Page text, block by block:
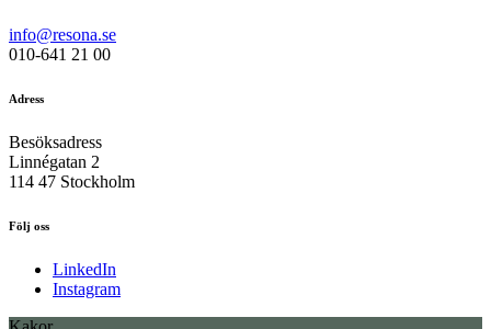
info@resona.se
010-641 21 00
Adress
Besöksadress
Linnégatan 2
114 47 Stockholm
Följ oss
LinkedIn
Instagram